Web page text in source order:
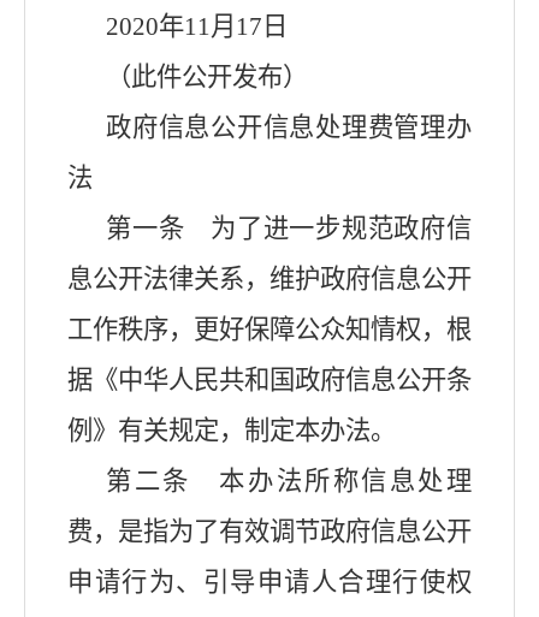
2020年11月17日
（此件公开发布）
政府信息公开信息处理费管理办
法
第一条 为了进一步规范政府信
息公开法律关系，维护政府信息公开
工作秩序，更好保障公众知情权，根
据《中华人民共和国政府信息公开条
例》有关规定，制定本办法。
第二条 本办法所称信息处理
费，是指为了有效调节政府信息公开
申请行为、引导申请人合理行使权